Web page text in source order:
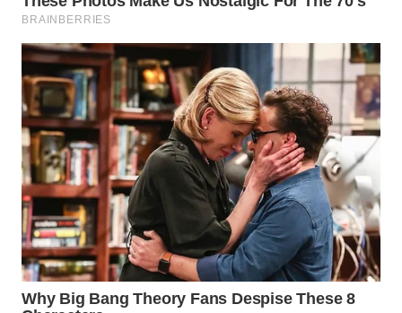
WN
WN
SURABAYA
WN
NATUNA
WN
BINTAN
WN
MANDALIKA